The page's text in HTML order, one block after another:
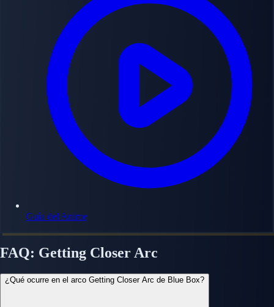
Guía del Anime
FAQ: Getting Closer Arc
¿Qué ocurre en el arco Getting Closer Arc de Blue Box?